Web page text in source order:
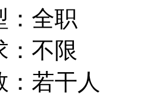
：全职
：不限
：若干人